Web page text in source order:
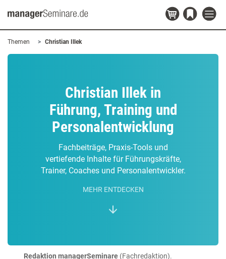
Themen Christian Illek
Christian Illek in
Führung, Training und
Personalentwicklung
Fachbeiträge, Praxis-Tools und
vertiefende Inhalte für Führungskräfte,
Trainer, Coaches und Personalentwickler.
MEHR ENTDECKEN
Redaktion managerSeminare (Fachredaktion).